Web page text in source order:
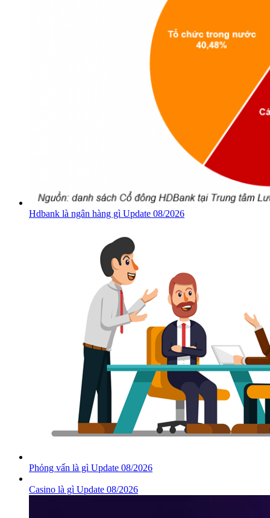
Hdbank là ngân hàng gì Update 08/2026
Phỏng vấn là gì Update 08/2026
Casino là gì Update 08/2026